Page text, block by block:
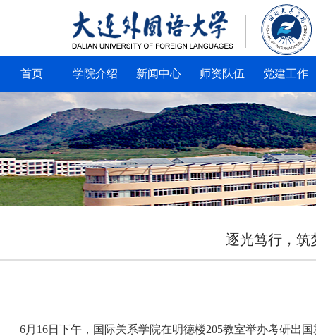
首页 学院介绍 新闻中心 师资队伍 党建工作
逐光笃行，
6月16日下午，国际关系学院在明德楼205教室举办考研出